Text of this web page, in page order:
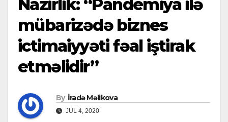
Nazirlik: “Pandemiya ilə
mübarizədə biznes
ictimaiyyəti fəal iştirak
etməlidir”
By İradə Məlikova
JUL 4, 2020